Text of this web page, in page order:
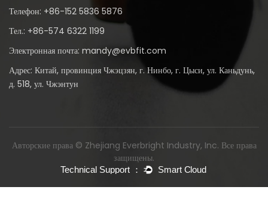
Телефон: +86-152 5836 5876
Тел.: +86-574 6322 1199
Электронная почта: mandy@evbfit.com
Адрес: Китай, провинция Чжэцзян, г. Нинбо, г. Цыси, ул. Каньдунь,
д. 518, ул. Чжэнтун
Авторские права © Zhejiang Everbright Industry, Inc. Все права
защищены.